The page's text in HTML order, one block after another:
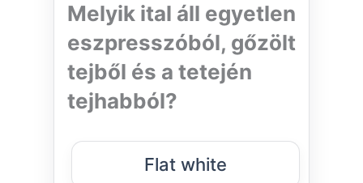
Melyik ital áll egyetlen
eszpresszóból, gőzölt
tejből és a tetején
tejhabból?
Flat white